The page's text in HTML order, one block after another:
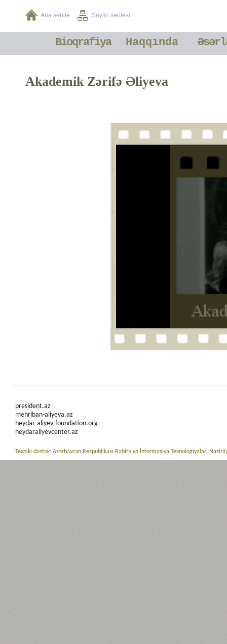
Ana səhifə Saytın xəritəsi
Bioqrafiya Haqqında
Akademik Zərifə Əliyeva
president.az
mehriban-aliyeva.az
heydar-aliyev-foundation.org
heydaraliyevcenter.az
Texniki dəstək: Azərbaycan Respublikası Rabitə və İnformasiya Texnologiyaları